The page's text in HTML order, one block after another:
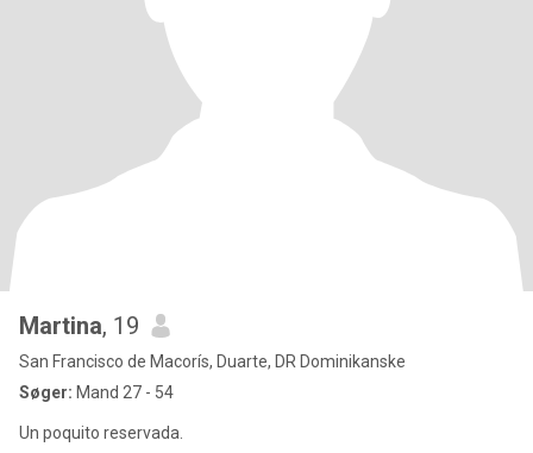
Martina, 19
San Francisco de Macorís, Duarte, DR Dominikanske
Søger: Mand 27 - 54
Un poquito reservada.